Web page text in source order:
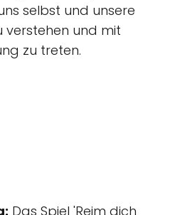
selbst und unsere
verstehen und mit
zu treten.
Das Spiel 'Reim dich